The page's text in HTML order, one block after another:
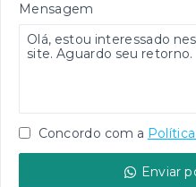
Mensagem
Concordo com a
Enviar